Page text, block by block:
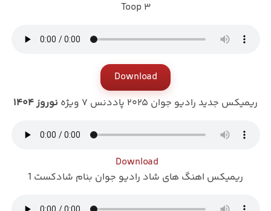
Toop ۳
Download
ریمیکس جدید رادیو جوان ۲۰۲۵ پاددنس ۷ ویژه
نوروز ۱۴۰۴
Download
ریمیکس اهنگ های شاد رادیو جوان بنام شادکست 1